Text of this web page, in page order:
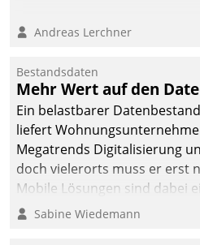
Andreas Lerchner
Bestandsdaten
Mehr Wert auf den
Ein belastbarer
liefert
Megatrends Digitalisierung
doch vielerorts muss er erst
Mobile Lösungen sind dabei
Sabine Wiedemann